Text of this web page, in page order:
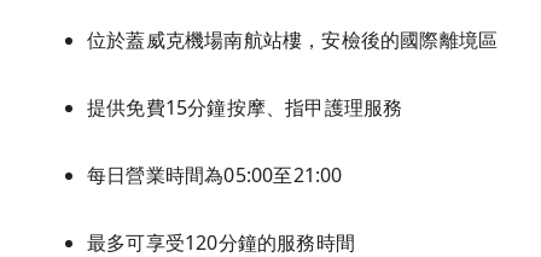
位於蓋威克機場南航站樓，安檢後的國際離境區
提供免費15分鐘按摩、指甲護理服務
每日營業時間為05:00至21:00
最多可享受120分鐘的服務時間